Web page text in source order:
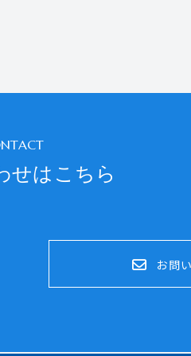
せはこちら
お問